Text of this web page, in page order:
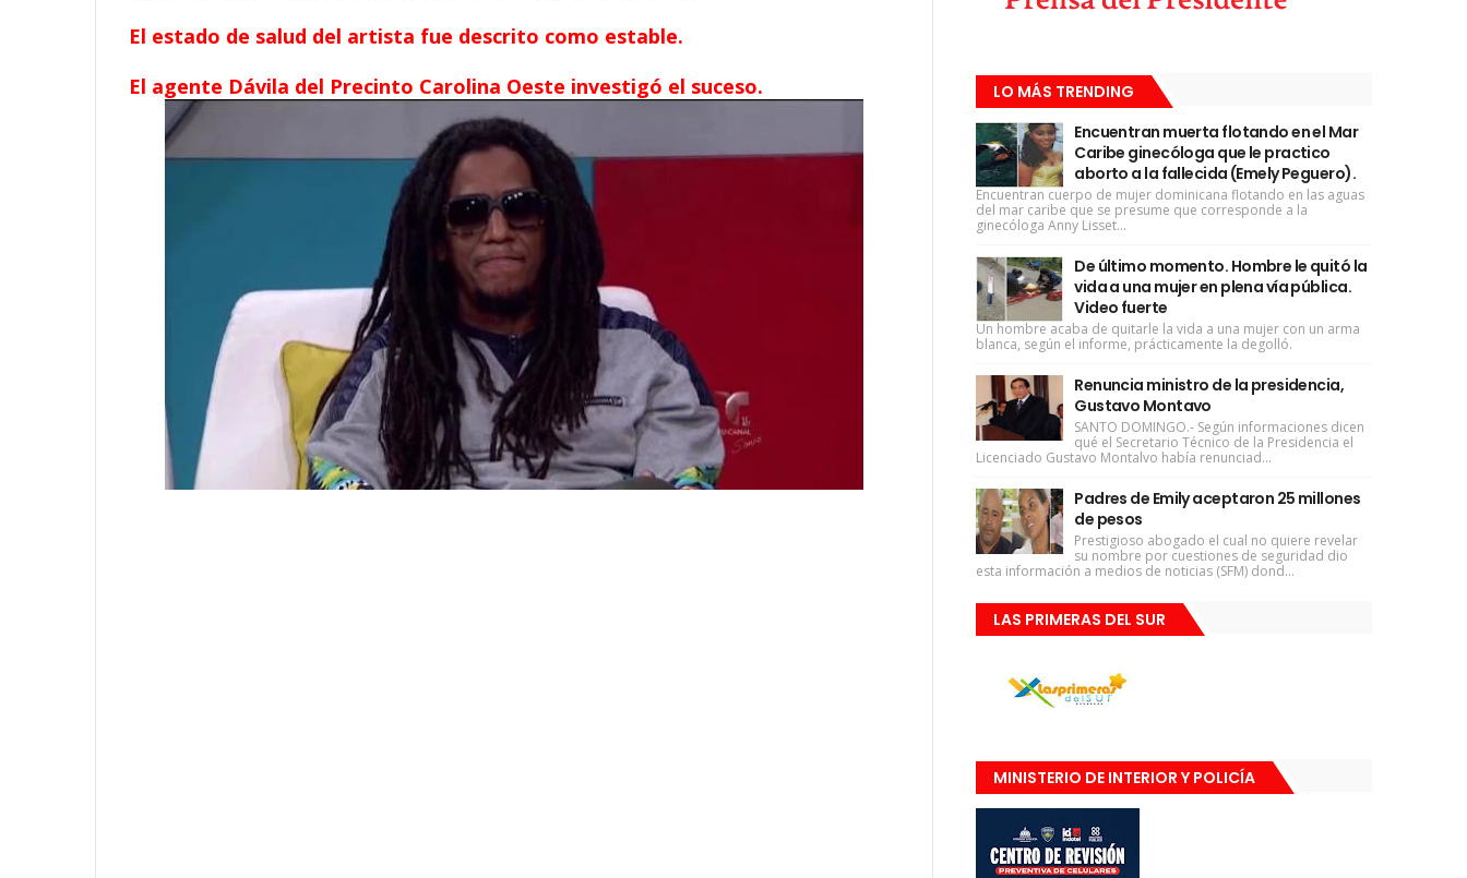
El estado de salud del artista fue descrito como estable.
El agente Dávila del Precinto Carolina Oeste investigó el suceso.
LO MÁS TRENDING
Encuentran muerta flotando en el Mar
Caribe ginecóloga que le practico
aborto a la fallecida (Emely Peguero).
Encuentran cuerpo de mujer dominicana flotando en las aguas
del mar caribe que se presume que corresponde a la
ginecóloga Anny Lisset...
De último momento. Hombre le quitó la
vida a una mujer en plena vía pública.
Video fuerte
Un hombre acaba de quitarle la vida a una mujer con un arma
blanca, según el informe, prácticamente la degolló.
Renuncia ministro de la presidencia,
Gustavo Montavo
SANTO DOMINGO.- Según informaciones dicen
qué el Secretario Técnico de la Presidencia el
Licenciado Gustavo Montalvo había renunciad...
Padres de Emily aceptaron 25 millones
de pesos
Prestigioso abogado el cual no quiere revelar
su nombre por cuestiones de seguridad dio
esta información a medios de noticias (SFM) dond...
LAS PRIMERAS DEL SUR
MINISTERIO DE INTERIOR Y POLICÍA